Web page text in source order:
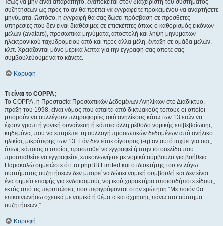
Ίσως να μην είναι απαραίτητο, εναπόκειται στον διαχειριστή του συστήματος
συζητήσεων ως προς το αν θα πρέπει να εγγραφείτε προκειμένου να αναρτήσετε
μηνύματα. Ωστόσο, η εγγραφή θα σας δώσει πρόσβαση σε πρόσθετες
υπηρεσίες που δεν είναι διαθέσιμες σε επισκέπτες όπως ο καθορισμός εικόνων
μελών (avatars), προσωπικά μηνύματα, αποστολή και λήψη μηνυμάτων
ηλεκτρονικού ταχυδρομείου από και προς άλλα μέλη, ένταξη σε ομάδα μελών,
κλπ. Χρειάζονται μόνο μερικά λεπτά για την εγγραφή σας οπότε σας
συμβουλεύουμε να το κάνετε.
Κορυφή
Τι είναι το COPPA;
Το COPPA, ή Προστασία Προσωπικών Δεδομένων Ανηλίκων στο Διαδίκτυο,
πράξη του 1998, είναι νόμος που απαιτεί από δικτυακούς τόπους οι οποίοι
μπορούν να συλλέγουν πληροφορίες από ανηλίκους κάτω των 13 ετών να
έχουν γραπτή γονική συναίνεση ή κάποια άλλη μέθοδο νομικής επιβεβαίωσης
κηδεμόνα, που να επιτρέπει τη συλλογή προσωπικών δεδομένων από ανήλικο
ηλικίας μικρότερης των 13. Εάν δεν είστε σίγουρος (-η) αν αυτό ισχύει για σας,
όπως κάποιος ο οποίος προσπαθεί να εγγραφεί ή στην ιστοσελίδα που
προσπαθείτε να εγγραφείτε, επικοινωνήστε με νομικό σύμβουλο για βοήθεια.
Παρακαλώ σημειώστε ότι το phpBB Limited και ο ιδιοκτήτης του εν λόγω
συστήματος συζητήσεων δεν μπορεί να δώσει νομική συμβουλή και δεν είναι
ένα σημείο επαφής για ενδοιασμούς νομικού χαρακτήρα οποιουδήποτε είδους,
εκτός από τις περιπτώσεις που περιγράφονται στην ερώτηση “Με ποιόν θα
επικοινωνήσω σχετικά με νομικά ή θέματα κατάχρησης πάνω στο σύστημα
συζητήσεων;”.
Κορυφή